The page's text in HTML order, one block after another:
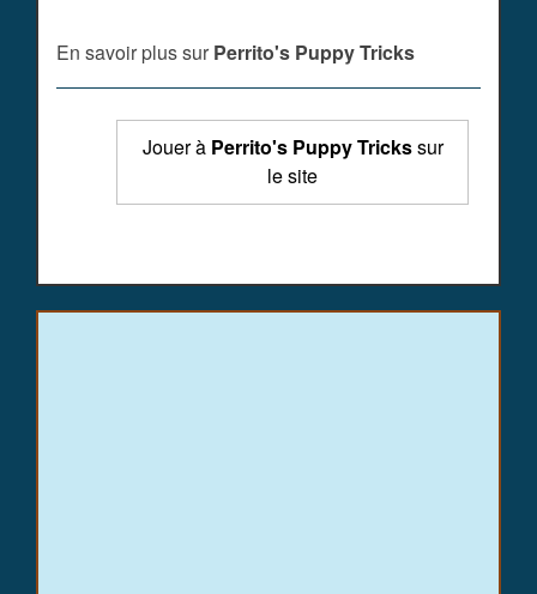
En savoir plus sur Perrito's Puppy Tricks
Jouer à Perrito's Puppy Trickssur
le site